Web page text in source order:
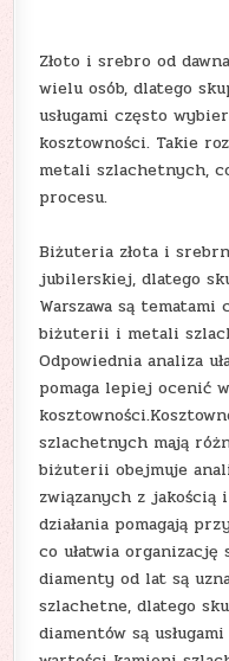
Złoto i srebro od
wielu osób, dlatego
usługami często
kosztowności. Takie
metali szlachetnych,
procesu.
Biżuteria złota i
jubilerskiej, dlatego
Warszawa są
biżuterii i metali
Odpowiednia analiza
pomaga lepiej ocenić
szlachetnych mają
biżuterii obejmuje
związanych z jakością
działania pomagają
co ułatwia
diamenty od lat są
szlachetne, dlatego
diamentów są